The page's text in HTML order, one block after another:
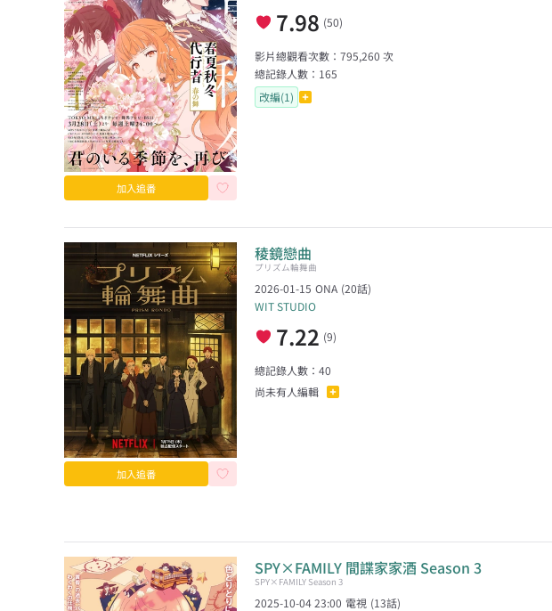
加入追番
7.98 (50)
影片總觀看次數： 795,260 次
總記錄人數： 165
改編(1)
加入追番
稜鏡戀曲
プリズム輪舞曲
2026-01-15 ONA (20話)
WIT STUDIO
7.22 (9)
總記錄人數： 40
尚未有人編輯
SPY×FAMILY 間諜家家酒 Season 3
SPY×FAMILY Season 3
2025-10-04 23:00 電視 (13話)